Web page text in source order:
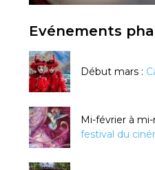
Evénements
Début mars :
Mi-février à mi-
festival du